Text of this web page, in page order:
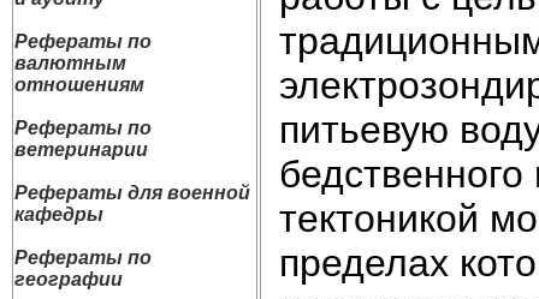
Рефераты по
валютным
отношениям
Рефераты по
ветеринарии
Рефераты для военной
кафедры
Рефераты по
географии
питьевую
тектоникой
пределах